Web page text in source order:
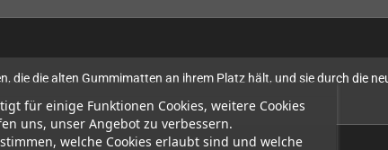
für einige Funktionen Cookies, weitere Cookies
uns, unser Angebot zu verbessern.
welche Cookies erlaubt sind und welche
die die alten Gummimatten an ihrem Platz hält, und sie durch die